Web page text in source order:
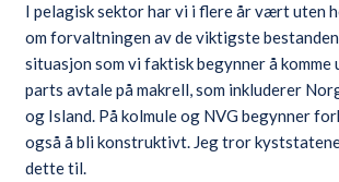
I pelagisk sektor har vi i flere år vært uten
om forvaltningen av de viktigste
situasjon som vi faktisk begynner å komme
parts avtale på makrell, som inkluderer
og Island. På kolmule og NVG begynner
også å bli konstruktivt. Jeg tror
dette til.